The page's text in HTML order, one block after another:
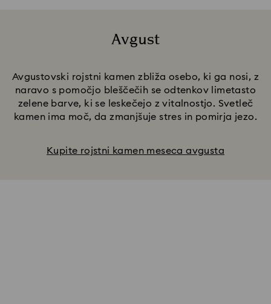
Avgust
Avgustovski rojstni kamen zbliža osebo, ki ga nosi, z
naravo s pomočjo bleščečih se odtenkov limetasto
zelene barve, ki se leskečejo z vitalnostjo. Svetleč
kamen ima moč, da zmanjšuje stres in pomirja jezo.
Kupite rojstni kamen meseca avgusta